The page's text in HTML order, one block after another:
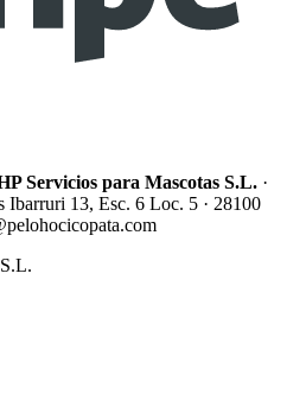
Servicios para Mascotas S.L. ·
13, Esc. 6 Loc. 5 · 28100